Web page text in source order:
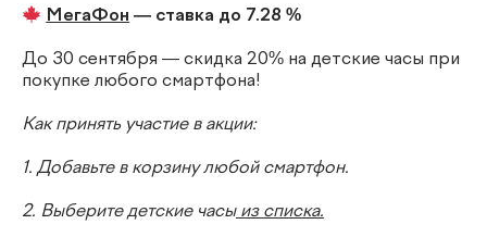
МегаФон — ставка до 7.28 %
До 30 сентября — скидка 20% на детские часы при
покупке любого смартфона!
Как принять участие в акции:
1. Добавьте в корзину любой смартфон.
2. Выберите детские часыиз списка.